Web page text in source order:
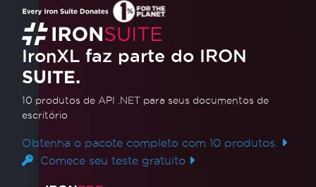
oLEDB | IronXL
Descubra como converter arquivos do Excel
em DataTables em C# sem depender do
OLEDB. Este tutorial em vídeo orienta você no
processo de utilização do IronXL para importar
dados do Excel para seus aplicativos .NET de
forma integrada, aumentando a eficiência e
simplificando seu código.
Leia mais
IronXL faz parte do IRON
SUITE.
10 produtos de API .NET para seus documentos de
escritório
Obtenha o pacote completo com 10 produtos.
Comece seu teste gratuito